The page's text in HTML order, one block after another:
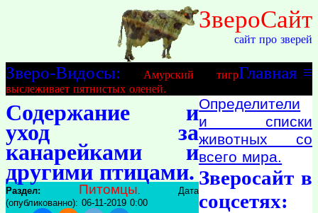
ЗвероСайт
сайт про зверей
≡
Главная
Зверо-Видосы:
Амурский тигр
выслеживает пятнистых оленей.
Содержание и
уход за
канарейками и
другими птицами.
Раздел: Питомцы. Дата
(опубликованно): 06-11-2019 0:00
Определители
и списки
животных со
всего мира.
Зверосайт в
соцсетях: